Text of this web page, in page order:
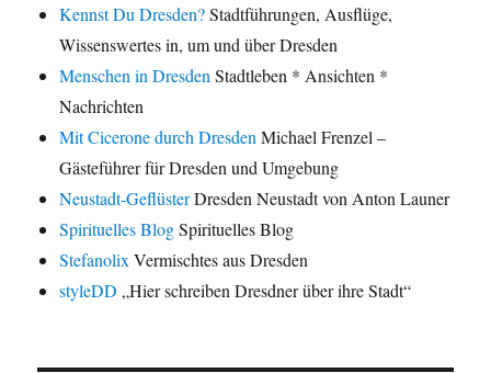
Kennst Du Dresden?Stadtführungen, Ausflüge,
Wissenswertes in, um und über Dresden
Menschen in Dresden Stadtleben * Ansichten *
Nachrichten
Mit Cicerone durch Dresden Michael Frenzel –
Gästeführer für Dresden und Umgebung
Neustadt-GeflüsterDresden Neustadt von Anton Launer
Spirituelles BlogSpirituelles Blog
Stefanolix Vermischtes aus Dresden
styleDD „Hier schreiben Dresdner über ihre Stadt“